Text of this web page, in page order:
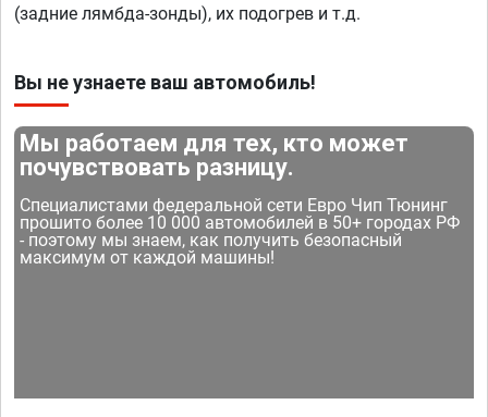
(задние лямбда-зонды), их подогрев и т.д.
Вы не узнаете ваш автомобиль!
Мы работаем для тех, кто может
почувствовать разницу.
Специалистами федеральной сети Евро Чип Тюнинг
прошито более 10 000 автомобилей в 50+ городах РФ
- поэтому мы знаем, как получить безопасный
максимум от каждой машины!